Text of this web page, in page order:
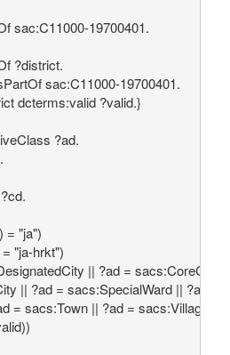
sac:C11000-19700401.
?district.
sac:C11000-19700401.
dcterms:valid ?valid.}
?ad.
"ja")
"ja-hrkt")
|| ?ad = sacs:CoreCity ||
|| ?ad = sacs:SpecialWard || ?ad =
= sacs:Town || ?ad = sacs:Village)